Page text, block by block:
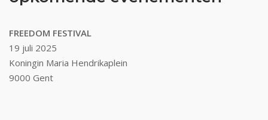
FREEDOM FESTIVAL
19 juli 2025
Koningin Maria Hendrikaplein
9000 Gent